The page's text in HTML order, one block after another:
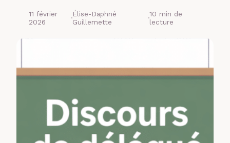
11 février
2026
·Élise-Daphné
Guillemette
·10 min de
lecture